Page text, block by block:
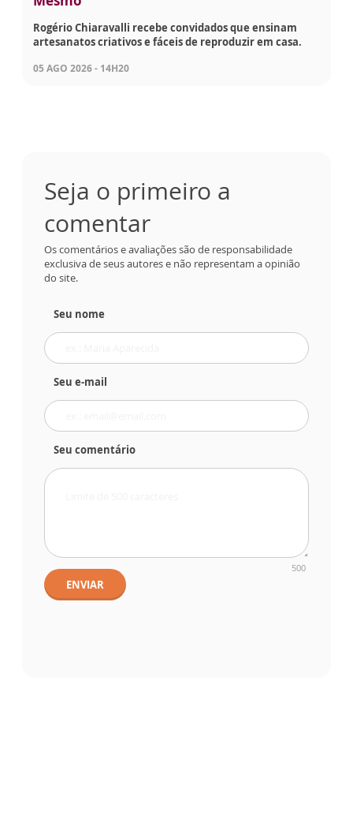
Rogério Chiaravalli recebe convidados que ensinam
artesanatos criativos e fáceis de reproduzir em casa.
05 AGO 2026 - 14H20
Seja o primeiro a
comentar
Os comentários e avaliações são de responsabilidade
exclusiva de seus autores e não representam a opinião
do site.
Seu nome
Seu e-mail
Seu comentário
500
ENVIAR